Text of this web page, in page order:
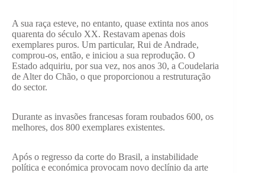
A sua raça esteve, no entanto, quase extinta nos anos
quarenta do século XX. Restavam apenas dois
exemplares puros. Um particular, Rui de Andrade,
comprou-os, então, e iniciou a sua reprodução. O
Estado adquiriu, por sua vez, nos anos 30, a Coudelaria
de Alter do Chão, o que proporcionou a restruturação
do sector.
Durante as invasões francesas foram roubados 600, os
melhores, dos 800 exemplares existentes.
Após o regresso da corte do Brasil, a instabilidade
política e económica provocam novo declínio da arte